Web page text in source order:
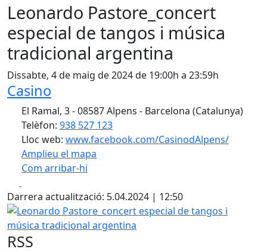
Leonardo Pastore_concert
especial de tangos i música
tradicional argentina
Dissabte, 4 de maig de 2024 de 19:00h a 23:59h
Casino
El Ramal, 3 - 08587 Alpens - Barcelona (Catalunya)
Telèfon: 938 527 123
Lloc web: www.facebook.com/CasinodAlpens/
Amplieu el mapa
Com arribar-hi
+
−
Darrera actualització: 5.04.2024 | 12:50
Leonardo Pastore_concert especial de tangos i música
RSS